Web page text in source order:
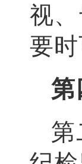
视
要时